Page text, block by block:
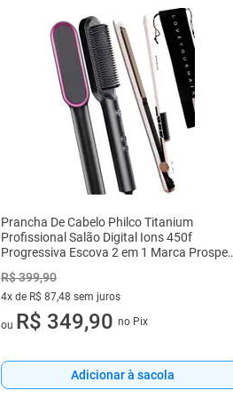
Prancha De Cabelo Philco Titanium
Profissional Salão Digital Ions 450f
Progressiva Escova 2 em 1 Marca Prosper
R$ 399,90
4x de R$ 87,48 sem juros
4 vez de R$ 87,48 sem juros
ou R$ 349,90 no Pix
Adicionar à sacola